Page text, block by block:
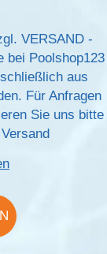
VERSAND -
bei Poolshop123
aus
Für Anfragen
Sie uns bitte
Versand